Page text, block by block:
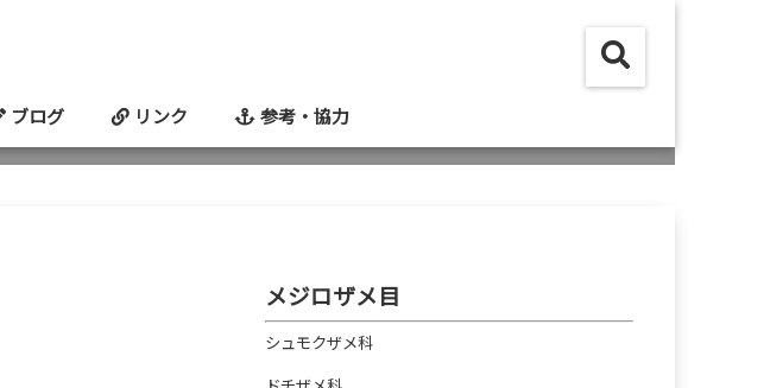
ブログ リンク 参考・協力
メジロザメ目
シュモクザメ科